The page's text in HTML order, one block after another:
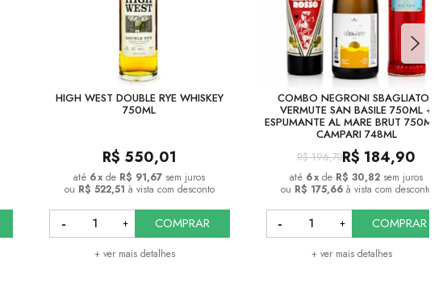
HIGH WEST DOUBLE RYE WHISKEY
750ML
R$ 550,01
6x de R$ 91,67 sem juros
ou R$ 522,51 à vista com desconto
+ ver mais detalhes
COMPRAR
COMBO NEGRONI SBAGLIATO -
VERMUTE SAN BASILE 750ML +
ESPUMANTE AL MARE BRUT 750ML
CAMPARI 748ML
R$ 196,70R$ 184,90
6x de R$ 30,82 sem juros
ou R$ 175,66 à vista com desconto
+ ver mais detalhes
COMPRAR